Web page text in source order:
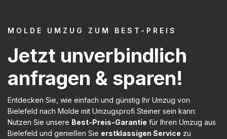
MOLDE UMZUG ZUM BEST-PREIS
Jetzt unverbindlich
anfragen & sparen!
Entdecken Sie, wie einfach und günstig Ihr Umzug von
Bielefeld nach Molde mit Umzugsprofi Steiner sein kann:
Nutzen Sie unsere Best-Preis-Garantie für Ihren Umzug aus
Bielefeld und genießen Sie erstklassigen Service zu